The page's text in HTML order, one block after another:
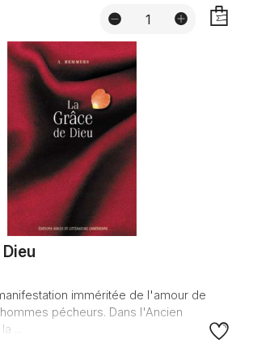
imméritée de l'amour de
pécheurs. Dans l'Ancien
...